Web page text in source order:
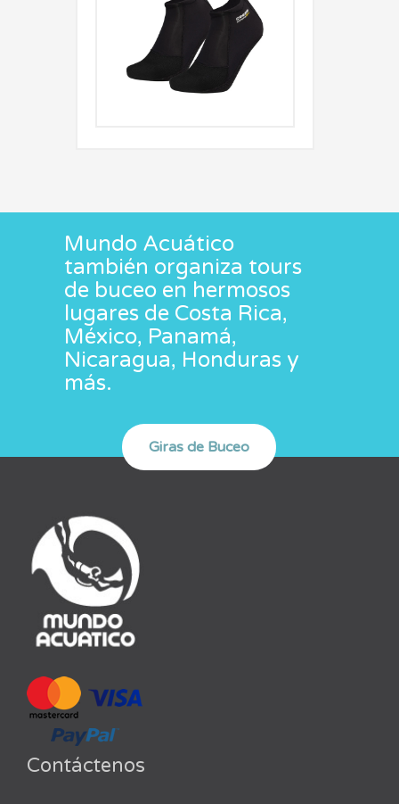
Mundo Acuático
también organiza tours
de buceo en hermosos
lugares de Costa Rica,
México, Panamá,
Nicaragua, Honduras y
más.
Contáctenos